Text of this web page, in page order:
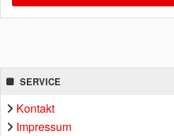
SERVICE
Kontakt
Impressum